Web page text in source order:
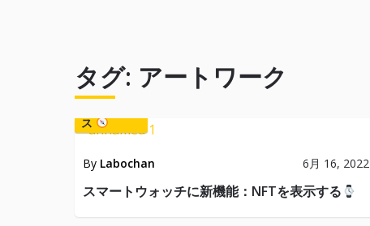
タグ: アートワーク
ス
By Labochan 6月 16, 2022
スマートウォッチに新機能：NFTを表示する